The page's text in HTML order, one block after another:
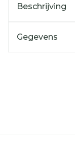
Beschrijving
Gegevens